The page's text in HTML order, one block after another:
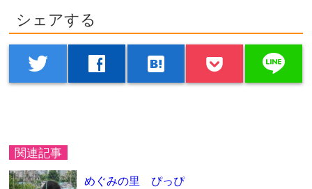
シェアする
twitter facebook hatenabookmark line
関連記事
めぐみの里 ぴっぴ